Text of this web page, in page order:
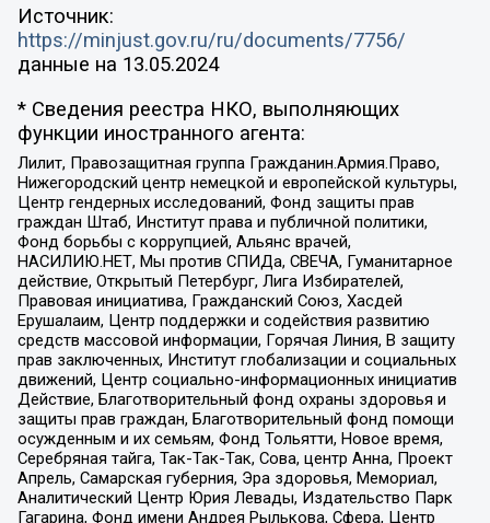
Источник:
https://minjust.gov.ru/ru/documents/7756/
данные на 13.05.2024
* Сведения реестра НКО, выполняющих
функции иностранного агента:
Лилит, Правозащитная группа Гражданин.Армия.Право,
Нижегородский центр немецкой и европейской культуры,
Центр гендерных исследований, Фонд защиты прав
граждан Штаб, Институт права и публичной политики,
Фонд борьбы с коррупцией, Альянс врачей,
НАСИЛИЮ.НЕТ, Мы против СПИДа, СВЕЧА, Гуманитарное
действие, Открытый Петербург, Лига Избирателей,
Правовая инициатива, Гражданский Союз, Хасдей
Ерушалаим, Центр поддержки и содействия развитию
средств массовой информации, Горячая Линия, В защиту
прав заключенных, Институт глобализации и социальных
движений, Центр социально-информационных инициатив
Действие, Благотворительный фонд охраны здоровья и
защиты прав граждан, Благотворительный фонд помощи
осужденным и их семьям, Фонд Тольятти, Новое время,
Серебряная тайга, Так-Так-Так, Сова, центр Анна, Проект
Апрель, Самарская губерния, Эра здоровья, Мемориал,
Аналитический Центр Юрия Левады, Издательство Парк
Гагарина, Фонд имени Андрея Рылькова, Сфера, Центр